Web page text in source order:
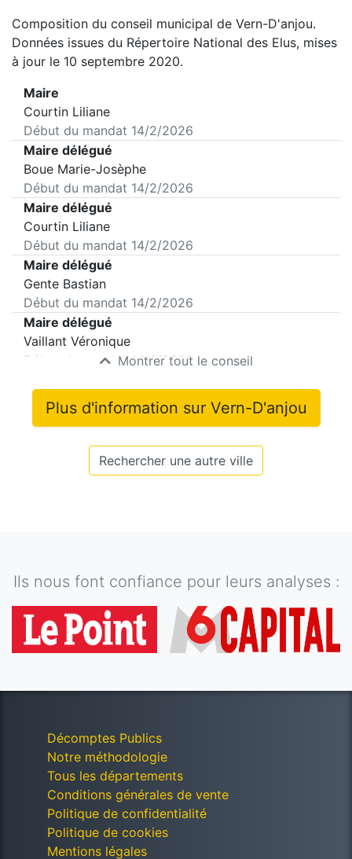
Composition du conseil municipal de Vern-D'anjou.
Données issues du Répertoire National des Elus, mises
à jour le 10 septembre 2020.
Maire
Courtin Liliane
Début du mandat 14/2/2026
Maire délégué
Boue Marie-Josèphe
Début du mandat 14/2/2026
Maire délégué
Courtin Liliane
Début du mandat 14/2/2026
Maire délégué
Gente Bastian
Début du mandat 14/2/2026
Maire délégué
Vaillant Véronique
Début du mandat14/2/2026
Montrer tout le conseil
Plus d'information sur Vern-D'anjou
Rechercher une autre ville
Ils nous font confiance pour leurs analyses :
Décomptes Publics
Notre méthodologie
Tous les départements
Conditions générales de vente
Politique de confidentialité
Politique de cookies
Mentions légales